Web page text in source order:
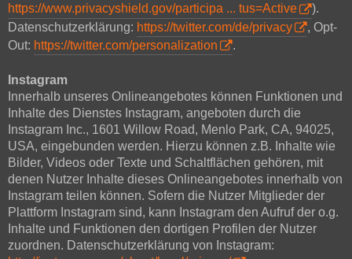
https://www.privacyshield.gov/participa ... tus=Active
).
Datenschutzerklärung: https://twitter.com/de/privacy
, Opt-
Out: https://twitter.com/personalization .
Instagram
Innerhalb unseres Onlineangebotes können Funktionen und
Inhalte des Dienstes Instagram, angeboten durch die
Instagram Inc., 1601 Willow Road, Menlo Park, CA, 94025,
USA, eingebunden werden. Hierzu können z.B. Inhalte wie
Bilder, Videos oder Texte und Schaltflächen gehören, mit
denen Nutzer Inhalte dieses Onlineangebotes innerhalb von
Instagram teilen können. Sofern die Nutzer Mitglieder der
Plattform Instagram sind, kann Instagram den Aufruf der o.g.
Inhalte und Funktionen den dortigen Profilen der Nutzer
zuordnen. Datenschutzerklärung von Instagram: